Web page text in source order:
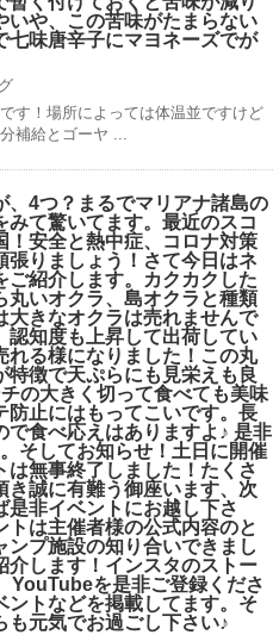
いや、この苦味がたまらない
七味唐辛子にマヨネーズでが
す！場所によっては体温並ですけど
補給とゴーヤ ...
、4つ？まるでマリアナ諸島の
みて驚いてます。最近のスコ
！安全と熱中症、コロナ対策
張りましょう！さて今日はネ
ご紹介します。カクカクした
丸いオクラ、島オクラと種類
大きなオクラは売れませんで
認知度も上昇して出荷してい
れる様になりました！この丸
特徴で天ぷらにも見栄えも良
の大きく切って食べても美味
防止にはもってこいです。長
で食べ応えはありますよ♪ 是非
そしてお知らせ！土日に開催
は無事終了しました！たくさ
き誠に有難う御座います、次
是非イベントにお越し下さ
トは主催者様の公式内容のと
ンプ️施設の知り合いできまし
介します！インスタのストー
YouTubeを是非ご登録くださ
ントなどを掲載してます。そ
も元気でお過ごし下さい♪